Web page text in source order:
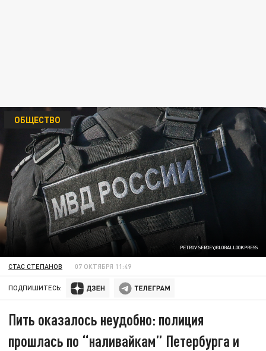
PETROV SERGEY/GLOBALLOOKPRESS
ОБЩЕСТВО
СТАС СТЕПАНОВ 07 ОКТЯБРЯ 11:49
ПОДПИШИТЕСЬ:
Пить оказалось неудобно: полиция
прошлась по “наливайкам” Петербурга и